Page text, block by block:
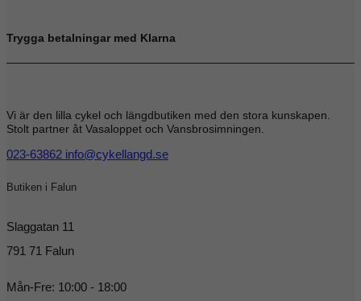
Trygga betalningar med Klarna
Vi är den lilla cykel och längdbutiken med den stora kunskapen.
Stolt partner åt Vasaloppet och Vansbrosimningen.
023-63862 info@cykellangd.se
Butiken i Falun
Slaggatan 11
791 71 Falun
Mån-Fre: 10:00 - 18:00